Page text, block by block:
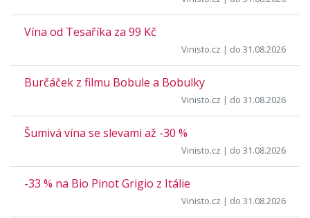
Vína od Tesaříka za 99 Kč
Vinisto.cz | do 31.08.2026
Burčáček z filmu Bobule a Bobulky
Vinisto.cz | do 31.08.2026
Šumivá vína se slevami až -30 %
Vinisto.cz | do 31.08.2026
-33 % na Bio Pinot Grigio z Itálie
Vinisto.cz | do 31.08.2026